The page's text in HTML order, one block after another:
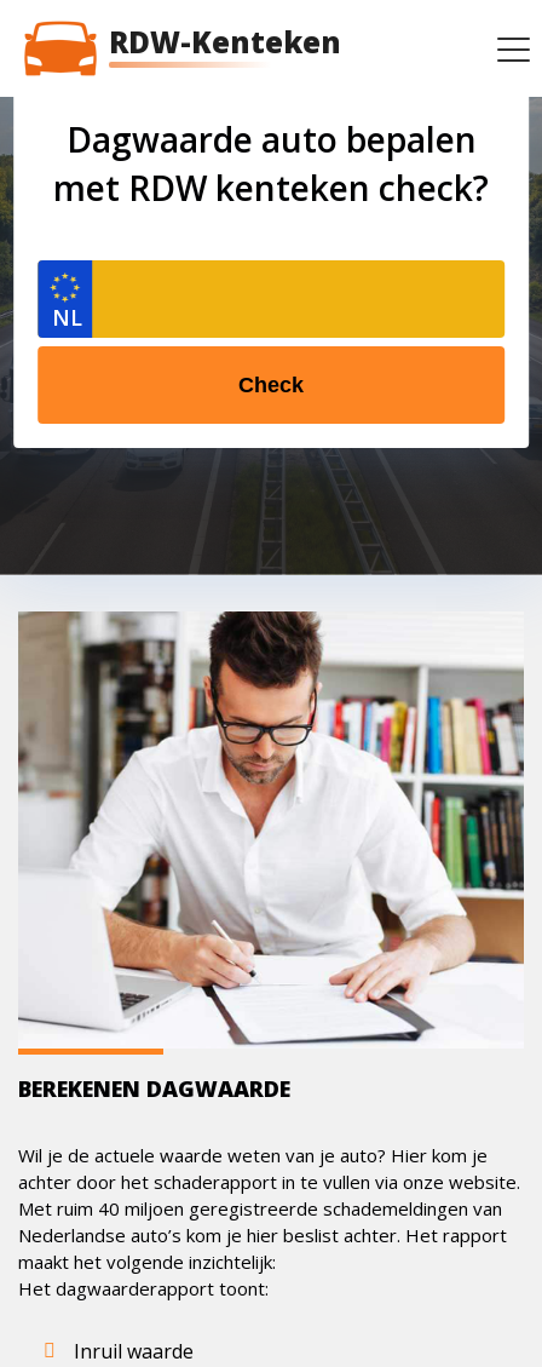
RDW-Kenteken
Dagwaarde auto bepalen
met RDW kenteken check?
Check
BEREKENEN DAGWAARDE
Wil je de actuele waarde weten van je auto? Hier kom je
achter door het schaderapport in te vullen via onze website.
Met ruim 40 miljoen geregistreerde schademeldingen van
Nederlandse auto’s kom je hier beslist achter. Het rapport
maakt het volgende inzichtelijk:
Het dagwaarderapport toont:
Inruil waarde